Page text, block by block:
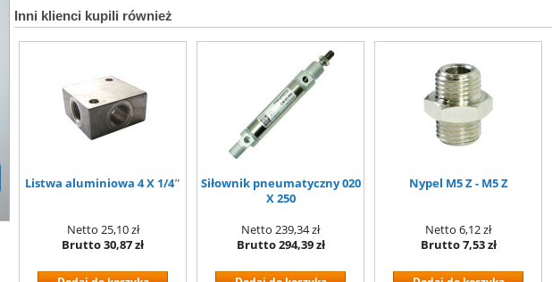
Inni klienci kupili również
Listwa aluminiowa 4 X 1/4″
Netto 25,10 zł
Brutto30,87 zł
Siłownik pneumatyczny 020
X 250
Netto 239,34 zł
Brutto294,39 zł
Nypel M5 Z - M5 Z
Netto 6,12 zł
Brutto7,53 zł